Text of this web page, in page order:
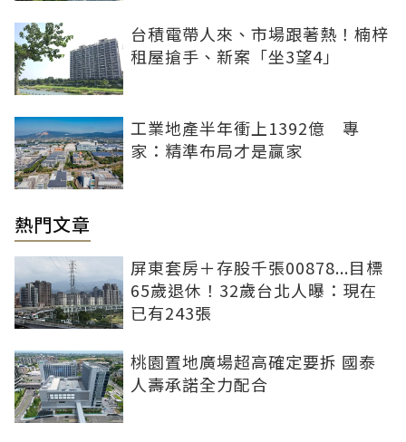
台積電帶人來、市場跟著熱！楠梓
租屋搶手、新案「坐3望4」
工業地產半年衝上1392億 專
家：精準布局才是贏家
熱門文章
屏東套房＋存股千張00878...目標
65歲退休！32歲台北人曝：現在
已有243張
桃園置地廣場超高確定要拆 國泰
人壽承諾全力配合